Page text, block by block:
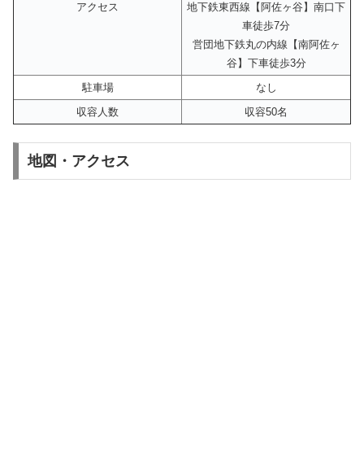
アクセス
地下鉄東西線【阿佐ヶ谷】南口下
車徒歩7分
営団地下鉄丸の内線【南阿佐ヶ
谷】下車徒歩3分
駐車場
なし
収容人数
収容50名
地図・アクセス